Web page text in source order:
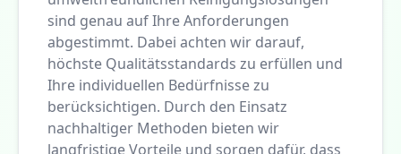
sind genau auf Ihre Anforderungen
abgestimmt. Dabei achten wir darauf,
höchste Qualitätsstandards zu erfüllen und
Ihre individuellen Bedürfnisse zu
berücksichtigen. Durch den Einsatz
nachhaltiger Methoden bieten wir
langfristige Vorteile und sorgen dafür, dass